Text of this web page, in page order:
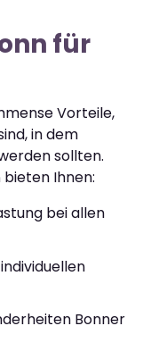
für
Vorteile,
in dem
sollten.
Ihnen:
bei allen
Bonner